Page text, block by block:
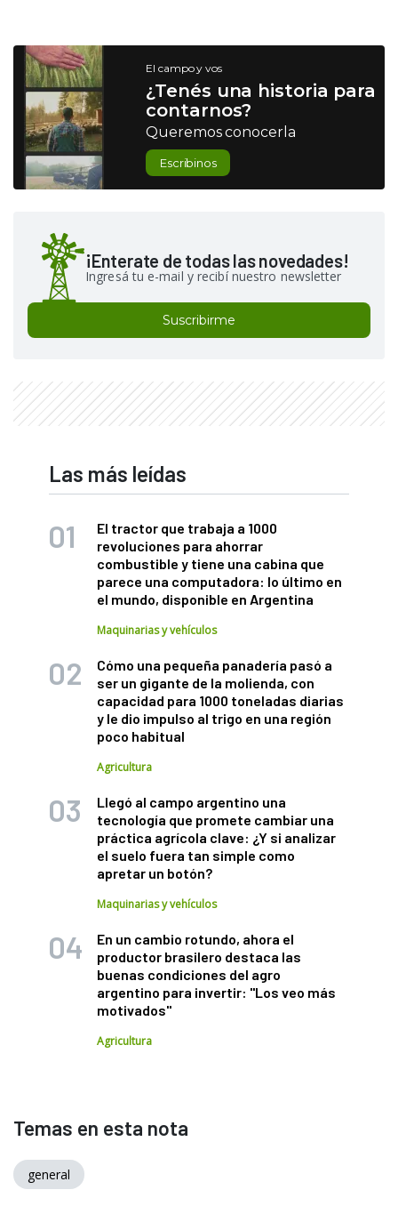
El campo y vos
¿Tenés una historia para
contarnos?
Queremos conocerla
Escribinos
¡Enterate de todas las novedades!
Ingresá tu e-mail y recibí nuestro newsletter
Suscribirme
Las más leídas
El tractor que trabaja a 1000
revoluciones para ahorrar
combustible y tiene una cabina que
parece una computadora: lo último en
el mundo, disponible en Argentina
Maquinarias y vehículos
Cómo una pequeña panadería pasó a
ser un gigante de la molienda, con
capacidad para 1000 toneladas diarias
y le dio impulso al trigo en una región
poco habitual
Agricultura
Llegó al campo argentino una
tecnología que promete cambiar una
práctica agrícola clave: ¿Y si analizar
el suelo fuera tan simple como
apretar un botón?
Maquinarias y vehículos
En un cambio rotundo, ahora el
productor brasilero destaca las
buenas condiciones del agro
argentino para invertir: "Los veo más
motivados"
Agricultura
Temas en esta nota
general